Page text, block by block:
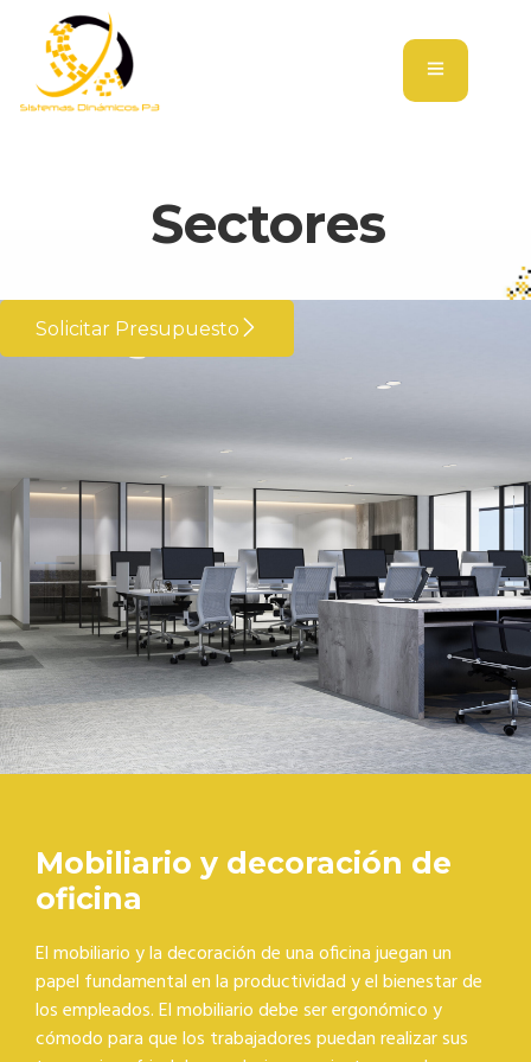
Sectores
Mobiliario y decoración de
oficina
El mobiliario y la decoración de una oficina juegan un
papel fundamental en la productividad y el bienestar de
los empleados. El mobiliario debe ser ergonómico y
cómodo para que los trabajadores puedan realizar sus
Solicitar Presupuesto